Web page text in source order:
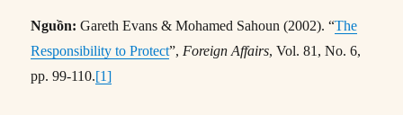
Nguồn: Gareth Evans & Mohamed Sahoun (2002). “The
Responsibility to Protect”,Foreign Affairs, Vol. 81, No. 6,
pp. 99-110.[1]